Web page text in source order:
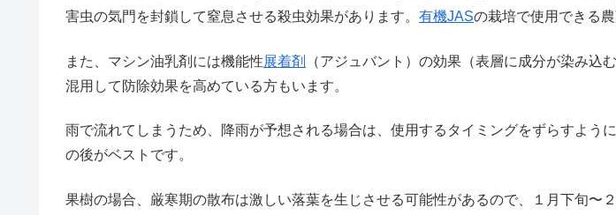
害虫の気門を封鎖して窒息させる殺虫効果があります。 有機JASの栽培で使用できる
また、マシン油乳剤には機能性展着剤
（アジュバント）の効果（表層に成分が染み込
混用して防除効果を高めている方もいます。
雨で流れてしまうため、降雨が予想される場合は、使用するタイミングをずらすよう
の後がベストです。
果樹の場合、厳寒期の散布は激しい落葉を生じさせる可能性があるので、１月下旬〜